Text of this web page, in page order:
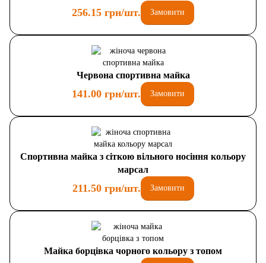
256.15 грн/шт. Замовити
Червона спортивна майка
141.00 грн/шт. Замовити
Спортивна майка з сіткою вільного носіння кольору
марсал
211.50 грн/шт. Замовити
Майка борцівка чорного кольору з топом